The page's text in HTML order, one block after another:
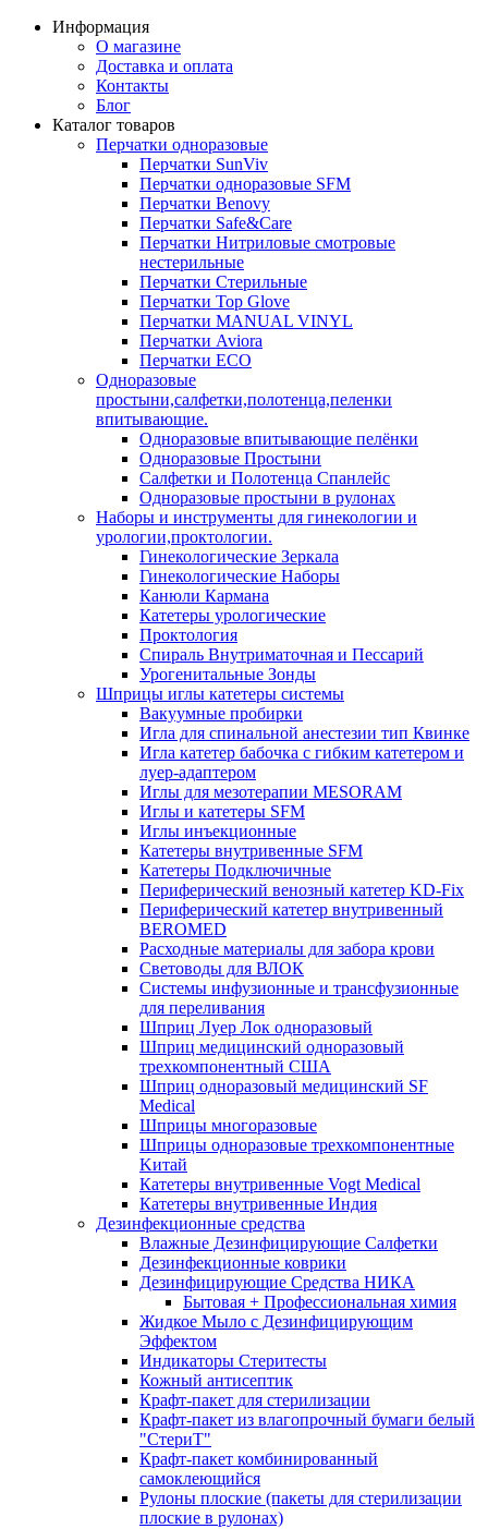
Информация
О магазине
Доставка и оплата
Контакты
Блог
Каталог товаров
Перчатки одноразовые
Перчатки SunViv
Перчатки одноразовые SFM
Перчатки Benovy
Перчатки Safe&Care
Перчатки Нитриловые смотровые
нестерильные
Перчатки Стерильные
Перчатки Top Glove
Перчатки MANUAL VINYL
Перчатки Aviora
Перчатки ECO
Одноразовые
простыни,салфетки,полотенца,пеленки
впитывающие.
Одноразовые впитывающие пелёнки
Одноразовые Простыни
Салфетки и Полотенца Спанлейс
Одноразовые простыни в рулонах
Наборы и инструменты для гинекологии и
урологии,проктологии.
Гинекологические Зеркала
Гинекологические Наборы
Канюли Кармана
Катетеры урологические
Проктология
Спираль Внутриматочная и Пессарий
Урогенитальные Зонды
Шприцы иглы катетеры системы
Вакуумные пробирки
Игла для спинальной анестезии тип Квинке
Игла катетер бабочка с гибким катетером и
луер-адаптером
Иглы для мезотерапии MESORAM
Иглы и катетеры SFM
Иглы инъекционные
Катетеры внутривенные SFM
Катетеры Подключичные
Периферический венозный катетер KD-Fix
Периферический катетер внутривенный
BEROMED
Расходные материалы для забора крови
Световоды для ВЛОК
Системы инфузионные и трансфузионные
для переливания
Шприц Луер Лок одноразовый
Шприц медицинский одноразовый
трехкомпонентный США
Шприц одноразовый медицинский SF
Medical
Шприцы многоразовые
Шприцы одноразовые трехкомпонентные
Kитай
Катетеры внутривенные Vogt Medical
Катетеры внутривенные Индия
Дезинфекционные средства
Влажные Дезинфицирующие Салфетки
Дезинфекционные коврики
Дезинфицирующие Средства НИКА
Бытовая + Профессиональная химия
Жидкое Мыло с Дезинфицирующим
Эффектом
Индикаторы Стеритесты
Кожный антисептик
Крафт-пакет для стерилизации
Крафт-пакет из влагопрочный бумаги белый
"СтериТ"
Крафт-пакет комбинированный
самоклеющийся
Рулоны плоские (пакеты для стерилизации
плоские в рулонах)